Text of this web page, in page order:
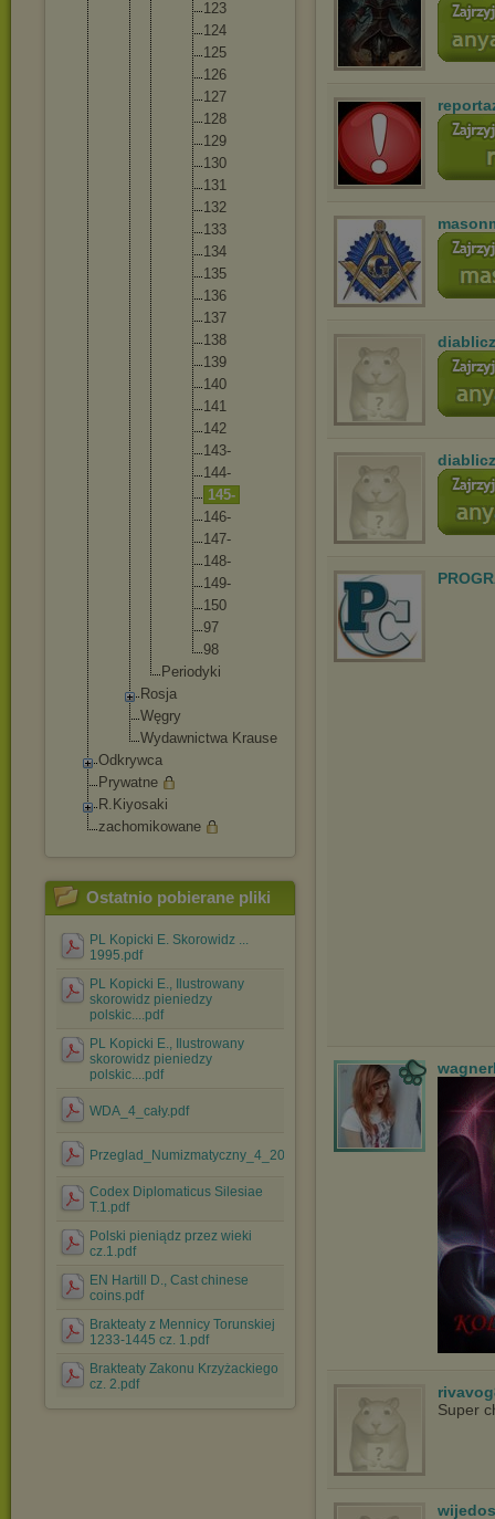
123
124
125
126
127
128
129
130
131
132
133
134
135
136
137
138
139
140
141
142
143-
144-
145-
146-
147-
148-
149-
150
97
98
Periodyki
Rosja
Węgry
Wydawnictwa Krause
Odkrywca
Prywatne
R.Kiyosaki
zachomikowane
Ostatnio pobierane pliki
PL Kopicki E. Skorowidz ...
1995.pdf
PL Kopicki E., Ilustrowany
skorowidz pieniedzy
polskic....pdf
PL Kopicki E., Ilustrowany
skorowidz pieniedzy
polskic....pdf
WDA_4_cały.pdf
Przeglad_Numizmatyczny_4_2014.pdf
Codex Diplomaticus Silesiae
T.1.pdf
Polski pieniądz przez wieki
cz.1.pdf
EN Hartill D., Cast chinese
coins.pdf
Brakteaty z Mennicy Torunskiej
1233-1445 cz. 1.pdf
Brakteaty Zakonu Krzyżackiego
cz. 2.pdf
Super